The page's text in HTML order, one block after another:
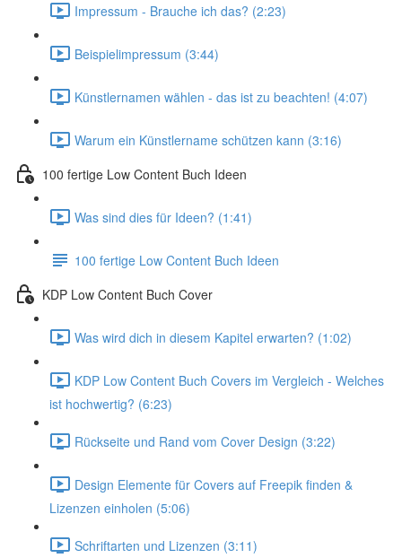
Impressum - Brauche ich das? (2:23)
Beispielimpressum (3:44)
Künstlernamen wählen - das ist zu beachten! (4:07)
Warum ein Künstlername schützen kann (3:16)
100 fertige Low Content Buch Ideen
Was sind dies für Ideen? (1:41)
100 fertige Low Content Buch Ideen
KDP Low Content Buch Cover
Was wird dich in diesem Kapitel erwarten? (1:02)
KDP Low Content Buch Covers im Vergleich - Welches
ist hochwertig? (6:23)
Rückseite und Rand vom Cover Design (3:22)
Design Elemente für Covers auf Freepik finden &
Lizenzen einholen (5:06)
Schriftarten und Lizenzen (3:11)